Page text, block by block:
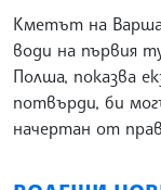
Kметът на
води на първия
Полша, показва
потвърди, би
начертан от